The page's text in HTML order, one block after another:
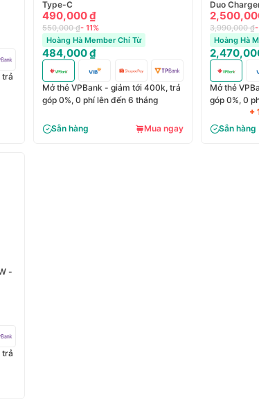
trả
Type-C
490,000 ₫
550,000 ₫- 11%
Hoàng Hà Member Chỉ Từ
484,000 ₫
Mở thẻ VPBank - giảm tới 400k, trả
góp 0%, 0 phí lên đến 6 tháng
Sẵn hàng Mua ngay
Duo
Việt Nam
3,990,000 ₫-
Hoàng Hà
Mở thẻ
góp 0%, 0
+
Sẵn hàng
-
trả